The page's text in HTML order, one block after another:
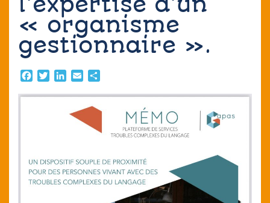
« organisme
gestionnaire ».
FacebookTwitterLinkedIn
Email